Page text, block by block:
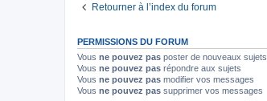
Retourner à l’index du forum
PERMISSIONS DU FORUM
Vous ne pouvez pas poster de nouveaux sujets
Vous ne pouvez pas répondre aux sujets
Vous ne pouvez pas modifier vos messages
Vous ne pouvez pas supprimer vos messages